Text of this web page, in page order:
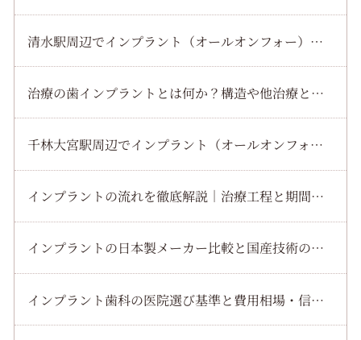
清水駅周辺でインプラント（オールオンフォー）最新治療と流れやサポート体制・歯科医院選びまで徹底解説
治療の歯インプラントとは何か？構造や他治療との違い解説｜費用相場・手術流れなども紹介
千林大宮駅周辺でインプラント（オールオンフォー）による全顎回復を目指す治療手順を徹底解説
インプラントの流れを徹底解説｜治療工程と期間・費用・痛みなどを詳しく紹介
インプラントの日本製メーカー比較と国産技術の違いを徹底解説【特徴・選び方ガイド】
インプラント歯科の医院選び基準と費用相場・信頼できる歯医者の見極め方